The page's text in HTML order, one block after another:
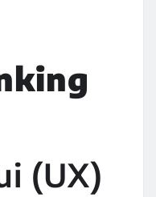
(UX)